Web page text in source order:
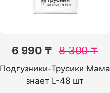
6 990 ₸ 8 300₸
Подгузники-Трусики Мама
знает L-48 шт